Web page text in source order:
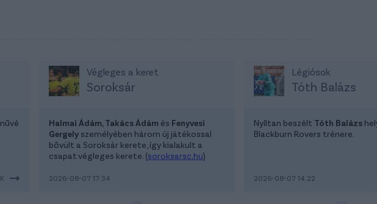
Végleges a keret
Soroksár
Halmai Ádám, Takács Ádám és Fenyvesi
Gergely személyében három új játékossal
bővült a Soroksár kerete, így kialakult a
csapat végleges kerete. (soroksarsc.hu)
2026-08-07 17:34
Légiósok
Tóth Balázs
Nyíltan beszélt Tóth Balázs
Blackburn Rovers trénere.
2026-08-07 14:22